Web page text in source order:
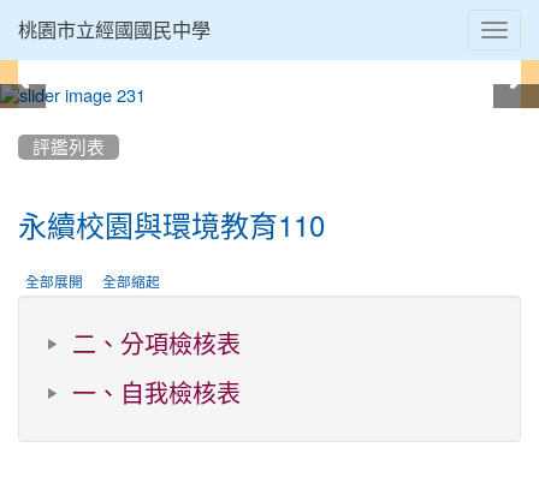
桃園市立經國國民中學
評鑑列表
永續校園與環境教育110
全部展開 全部縮起
二、分項檢核表
一、自我檢核表